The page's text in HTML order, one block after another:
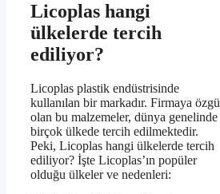
Licoplas hangi
ülkelerde tercih
ediliyor?
Licoplas plastik endüstrisinde
kullanılan bir markadır. Firmaya özgü
olan bu malzemeler, dünya genelinde
birçok ülkede tercih edilmektedir.
Peki, Licoplas hangi ülkelerde tercih
ediliyor? İşte Licoplas’ın popüler
olduğu ülkeler ve nedenleri: